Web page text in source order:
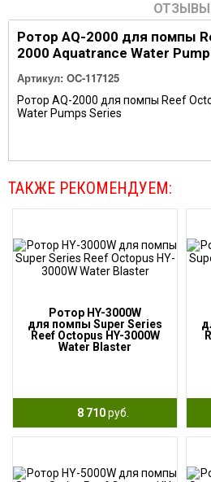
ОТЗЫВЫ
Ротор AQ-2000 для помпы
2000 Aquatrance Water
Артикул: OC-117125
Ротор AQ-2000 для помпы Reef
Water Pumps Series
ТАКЖЕ РЕКОМЕНДУЕМ:
Ротор HY-3000W
для помпы Super Series
Reef Octopus HY-3000W
Water Blaster
8 710руб.